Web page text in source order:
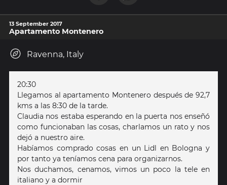
13 September 2017
Apartamento Montenero
Ravenna, Italy
20:30
Llegamos al apartamento Montenero después de 92,7
kms a las 8:30 de la tarde.
Claudia nos estaba esperando en la puerta nos enseñó
como funcionaban las cosas, charlamos un rato y nos
dejó a nuestro aire.
Habíamos comprado cosas en un Lidl en Bologna y
por tanto ya teníamos cena para organizarnos.
Nos duchamos, cenamos, vimos un poco la tele en
italiano y a dormir